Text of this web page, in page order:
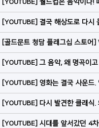
[YOUTUBE] 월드컵은 음악이다!
[YOUTUBE] 결국 해상도로 다시
[골드문트 청담 플래그십 스토어
[YOUTUBE] 그 음악, 왜 명곡이
[YOUTUBE] 영화는 결국 사운
[YOUTUBE] 다시 발견한
[YOUTUBE] 시대를 앞서갔던 4